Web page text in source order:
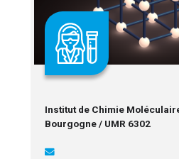
Institut de Chimie
Bourgogne / UMR 6302